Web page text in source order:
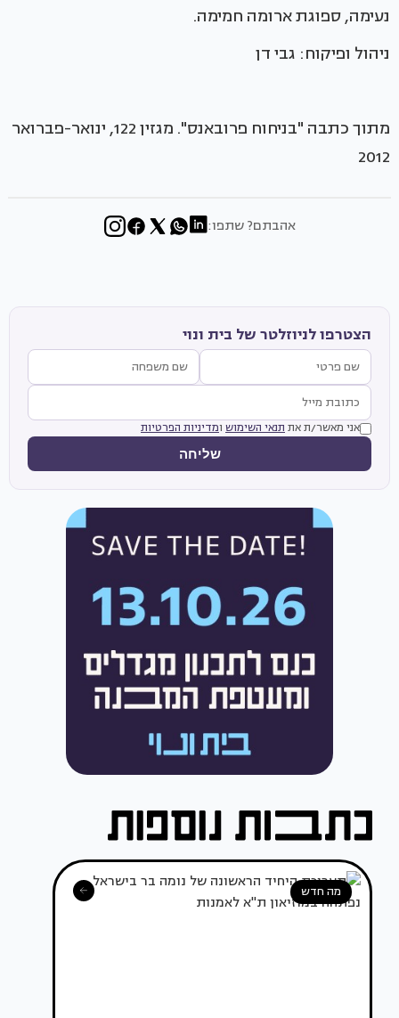
נעימה, ספוגת ארומה חמימה.
ניהול ופיקוח: גבי דן
מתוך כתבה "בניחוח פרובאנס". מגזין 122, ינואר-פברואר
2012
אהבתם? שתפו:
הצטרפו לניוזלטר של בית ונוי
אני מאשר/ת את תנאי השימוש ומדיניות הפרטיות
שליחה
מה חדש